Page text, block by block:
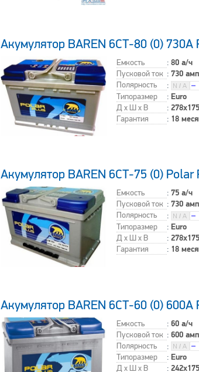
Акумулятор BAREN 6СТ-80 (0) 730A
Емкость :80 а/ч
Пусковой ток :730
Полярность
:
Типоразмер
:Euro
Д x Ш x В :
Гарантия : 18
Акумулятор BAREN 6СТ-75 (0) Polar
Емкость :75 а/ч
Пусковой ток :730
Полярность
:
Типоразмер
:Euro
Д x Ш x В :
Гарантия : 18
Акумулятор BAREN 6СТ-60 (0) 600A
Емкость :60 а/ч
Пусковой ток :600
Полярность
:
Типоразмер
:Euro
Д x Ш x В :